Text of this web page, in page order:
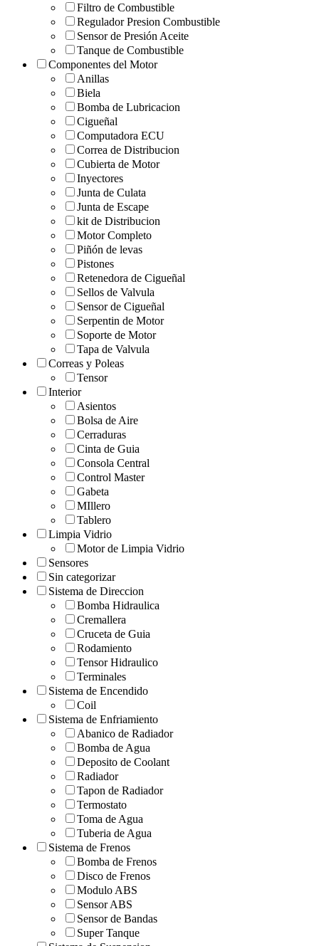
Filtro de Combustible
Regulador Presion Combustible
Sensor de Presión Aceite
Tanque de Combustible
Componentes del Motor
Anillas
Biela
Bomba de Lubricacion
Cigueñal
Computadora ECU
Correa de Distribucion
Cubierta de Motor
Inyectores
Junta de Culata
Junta de Escape
kit de Distribucion
Motor Completo
Piñón de levas
Pistones
Retenedora de Cigueñal
Sellos de Valvula
Sensor de Cigueñal
Serpentin de Motor
Soporte de Motor
Tapa de Valvula
Correas y Poleas
Tensor
Interior
Asientos
Bolsa de Aire
Cerraduras
Cinta de Guia
Consola Central
Control Master
Gabeta
MIllero
Tablero
Limpia Vidrio
Motor de Limpia Vidrio
Sensores
Sin categorizar
Sistema de Direccion
Bomba Hidraulica
Cremallera
Cruceta de Guia
Rodamiento
Tensor Hidraulico
Terminales
Sistema de Encendido
Coil
Sistema de Enfriamiento
Abanico de Radiador
Bomba de Agua
Deposito de Coolant
Radiador
Tapon de Radiador
Termostato
Toma de Agua
Tuberia de Agua
Sistema de Frenos
Bomba de Frenos
Disco de Frenos
Modulo ABS
Sensor ABS
Sensor de Bandas
Super Tanque